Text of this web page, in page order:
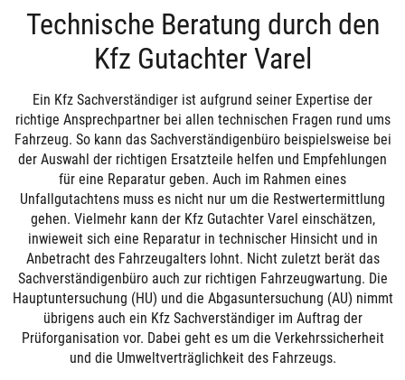
Technische Beratung durch den
Kfz Gutachter Varel
Ein Kfz Sachverständiger ist aufgrund seiner Expertise der
richtige Ansprechpartner bei allen technischen Fragen rund ums
Fahrzeug. So kann das Sachverständigenbüro beispielsweise bei
der Auswahl der richtigen Ersatzteile helfen und Empfehlungen
für eine Reparatur geben. Auch im Rahmen eines
Unfallgutachtens muss es nicht nur um die Restwertermittlung
gehen. Vielmehr kann der Kfz Gutachter Varel einschätzen,
inwieweit sich eine Reparatur in technischer Hinsicht und in
Anbetracht des Fahrzeugalters lohnt. Nicht zuletzt berät das
Sachverständigenbüro auch zur richtigen Fahrzeugwartung. Die
Hauptuntersuchung (HU) und die Abgasuntersuchung (AU) nimmt
übrigens auch ein Kfz Sachverständiger im Auftrag der
Prüforganisation vor. Dabei geht es um die Verkehrssicherheit
und die Umweltverträglichkeit des Fahrzeugs.